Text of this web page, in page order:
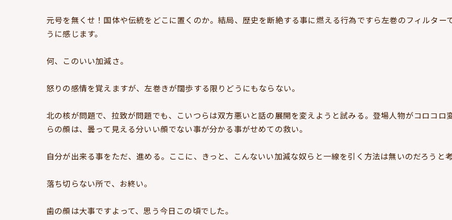
元号を無くせ！国体や伝統をどこに置くのか。結局、歴史を断絶する事に燃える行為ですら左巻のフィルタ
うに感じます。
何、このいい加減さ。
怒りの感情を覚えますが、左巻きが闊歩する限りどうにもならない。
北の核が問題で、拉致が問題でも、こいつらは双方悪いと話の展開を変えようと試みる。登場人物がコロコ
らの顔は、曇って見える分いい顔でない事が分かる事がせめての救い。
自分が出来る事をただ、進める。ここに、きっと、こんないい加減な奴らと一線を引く方法は無いのだろうと
落ち切らない所で、お終い。
歯の顔は大事ですよって、思う今日この頃でした。